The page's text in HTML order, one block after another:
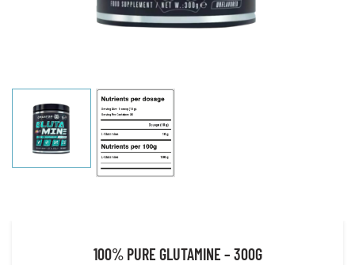
100% PURE GLUTAMINE – 300G